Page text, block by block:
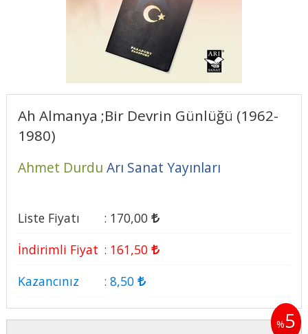
Ah Almanya ;Bir Devrin Günlüğü (1962-
1980)
Ahmet Durdu Arı Sanat Yayınları
Liste Fiyatı : 170,00
İndirimli Fiyat : 161,50
Kazancınız
: 8,50
%5